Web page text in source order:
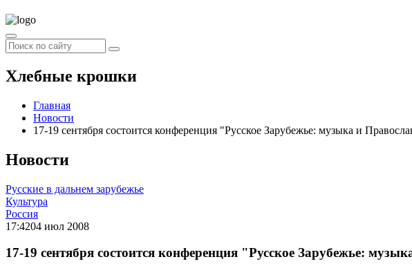
Хлебные крошки
Главная
Новости
17-19 сентября состоится конференция "Русское Зарубежье: музыка и
Новости
Русские в дальнем зарубежье
Культура
Россия
17:4204 июл 2008
17-19 сентября состоится конференция "Русское Зарубежье: